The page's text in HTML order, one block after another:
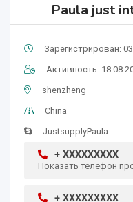
Paula just
Зарегистрирован:
Активность:
shenzheng
China
JustsupplyPaula
+ XXXXXXXXX
Показать телефон
+ XXXXXXXXX